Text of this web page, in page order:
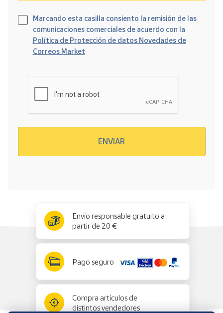
Marcando esta casilla consiento la remisión de las
comunicaciones comerciales de acuerdo con la
Política de Protección de datos Novedades de
Correos Market
ENVIAR
Envío responsable gratuito a
partir de 20 €
Pago seguro
Compra artículos de
distintos vendedores